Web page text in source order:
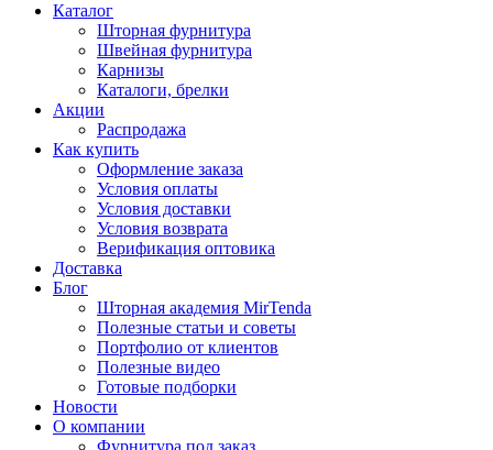
Каталог
Шторная фурнитура
Швейная фурнитура
Карнизы
Каталоги, брелки
Акции
Распродажа
Как купить
Оформление заказа
Условия оплаты
Условия доставки
Условия возврата
Верификация оптовика
Доставка
Блог
Шторная академия MirTenda
Полезные статьи и советы
Портфолио от клиентов
Полезные видео
Готовые подборки
Новости
О компании
Фурнитура под заказ